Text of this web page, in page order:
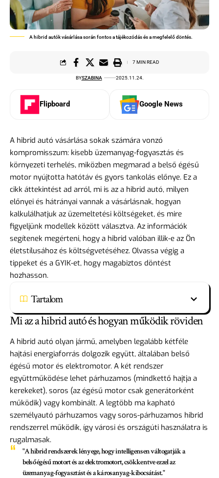
A hibrid autók vásárlása során fontos a tájékozódás és a megfelelő döntés.
BYSZABINA 2025.11.24.
7 MIN READ
Flipboard Google News
A hibrid autó vásárlása sokak számára vonzó
kompromisszum: kisebb üzemanyag-fogyasztás és
környezeti terhelés, miközben megmarad a belső égésű
motor nyújtotta hatótáv és gyors tankolás előnye. Ez a
cikk áttekintést ad arról, mi is az a hibrid autó, milyen
előnyei és hátrányai vannak a vásárlásnak, hogyan
kalkulálhatjuk az üzemeltetési költségeket, és mire
figyeljünk modellek között választva. Az információk
segítenek megérteni, hogy a hibrid valóban illik-e az Ön
életstílusához és költségvetéséhez. Olvassa végig a
tippeket és a GYIK-et, hogy magabiztos döntést
hozhasson.
Tartalom
Mi az a hibrid autó és hogyan működik röviden
A hibrid autó olyan jármű, amelyben legalább kétféle
hajtási energiaforrás dolgozik együtt, általában belső
égésű motor és elektromotor. A két rendszer
együttműködése lehet párhuzamos (mindkettő hajtja a
kerekeket), soros (az égésű motor csak generátorként
működik) vagy kombinált. A legtöbb ma kapható
személyautó párhuzamos vagy soros-párhuzamos hibrid
rendszerrel működik, így városi és országúti használatra is
rugalmasak.
"A hibrid rendszerek lényege, hogy intelligensen váltogatják a
belső égésű motort és az elektromotort, csökkentve ezzel az
üzemanyag-fogyasztást és a károsanyag-kibocsátást."